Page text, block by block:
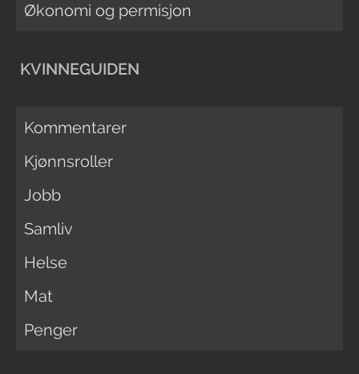
Økonomi og permisjon
KVINNEGUIDEN
Kommentarer
Kjønnsroller
Jobb
Samliv
Helse
Mat
Penger